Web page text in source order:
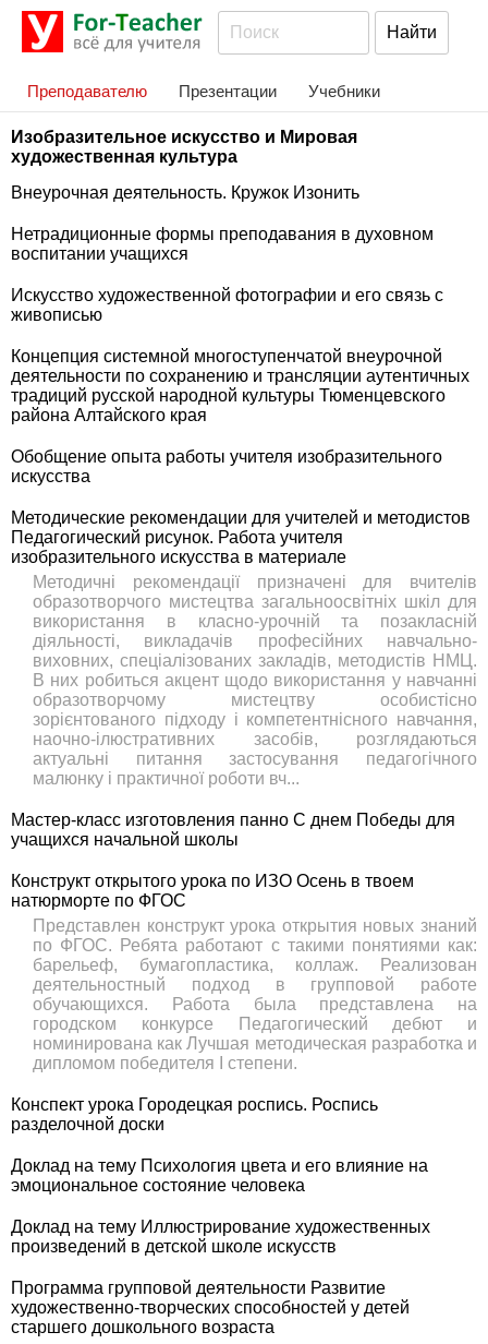
Преподавателю Презентации Учебники
Изобразительное искусство и Мировая
художественная культура
Внеурочная деятельность. Кружок Изонить
Нетрадиционные формы преподавания в духовном
воспитании учащихся
Искусство художественной фотографии и его связь с
живописью
Концепция системной многоступенчатой внеурочной
деятельности по сохранению и трансляции аутентичных
традиций русской народной культуры Тюменцевского
района Алтайского края
Обобщение опыта работы учителя изобразительного
искусства
Методические рекомендации для учителей и методистов
Педагогический рисунок. Работа учителя
изобразительного искусства в материале
Методичні рекомендації призначені для вчителів
образотворчого мистецтва загальноосвітніх шкіл для
використання в класно-урочній та позакласній
діяльності, викладачів професійних навчально-
виховних, спеціалізованих закладів, методистів НМЦ.
В них робиться акцент щодо використання у навчанні
образотворчому мистецтву особистісно
зорієнтованого підходу і компетентнісного навчання,
наочно-ілюстративних засобів, розглядаються
актуальні питання застосування педагогічного
малюнку і практичної роботи вч...
Мастер-класс изготовления панно С днем Победы для
учащихся начальной школы
Конструкт открытого урока по ИЗО Осень в твоем
натюрморте по ФГОС
Представлен конструкт урока открытия новых знаний
по ФГОС. Ребята работают с такими понятиями как:
барельеф, бумагопластика, коллаж. Реализован
деятельностный подход в групповой работе
обучающихся. Работа была представлена на
городском конкурсе Педагогический дебют и
номинирована как Лучшая методическая разработка и
дипломом победителя I степени.
Конспект урока Городецкая роспись. Роспись
разделочной доски
Доклад на тему Психология цвета и его влияние на
эмоциональное состояние человека
Доклад на тему Иллюстрирование художественных
произведений в детской школе искусств
Программа групповой деятельности Развитие
художественно-творческих способностей у детей
старшего дошкольного возраста